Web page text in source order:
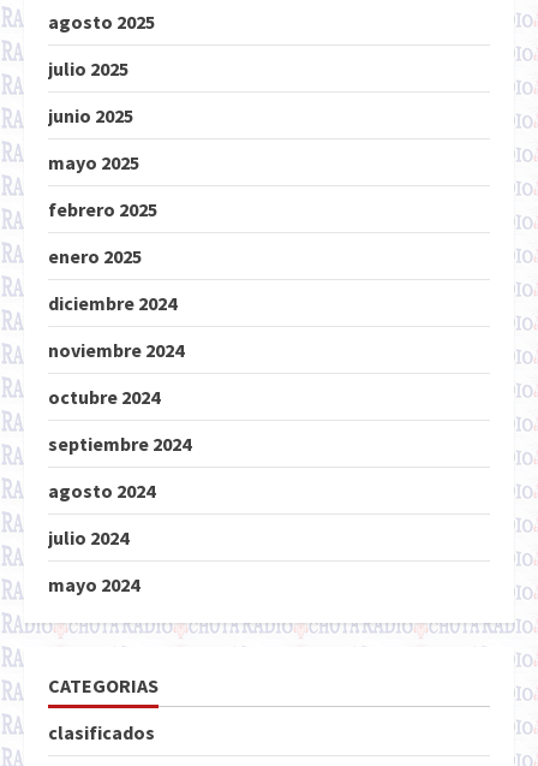
agosto 2025
julio 2025
junio 2025
mayo 2025
febrero 2025
enero 2025
diciembre 2024
noviembre 2024
octubre 2024
septiembre 2024
agosto 2024
julio 2024
mayo 2024
CATEGORIAS
clasificados